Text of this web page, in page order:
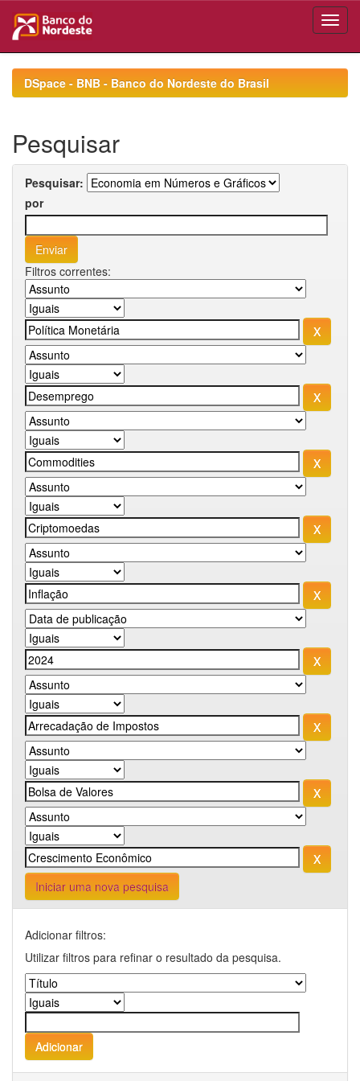
navigationDSpace - BNB - Banco do Nordeste do Brasil
Pesquisar
Pesquisar:
por
Filtros correntes:
Iniciar uma nova pesquisa
Adicionar filtros:
Utilizar filtros para refinar o resultado da pesquisa.